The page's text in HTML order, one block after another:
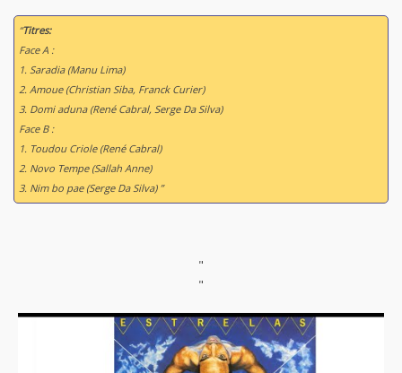
“Titres:
Face A :
1. Saradia (Manu Lima)
2. Amoue (Christian Siba, Franck Curier)
3. Domi aduna (René Cabral, Serge Da Silva)
Face B :
1. Toudou Criole (René Cabral)
2. Novo Tempe (Sallah Anne)
3. Nim bo pae (Serge Da Silva) ”
"
"